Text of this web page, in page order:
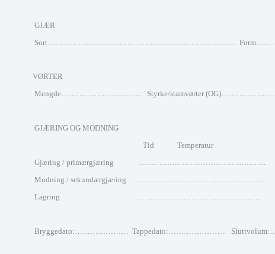
GJÆR
Sort………………………………………………………………..
VØRTER
Mengde………………………….. Styrke/stamvørter
GJÆRING OG MODNING
Tid Temperatur
Gjæring / primærgjæring …………………………………………..
Modning / sekundærgjæring …………………………………………..
Lagring …………………………………………..
Bryggedato:………………… Tappedato:…………………..